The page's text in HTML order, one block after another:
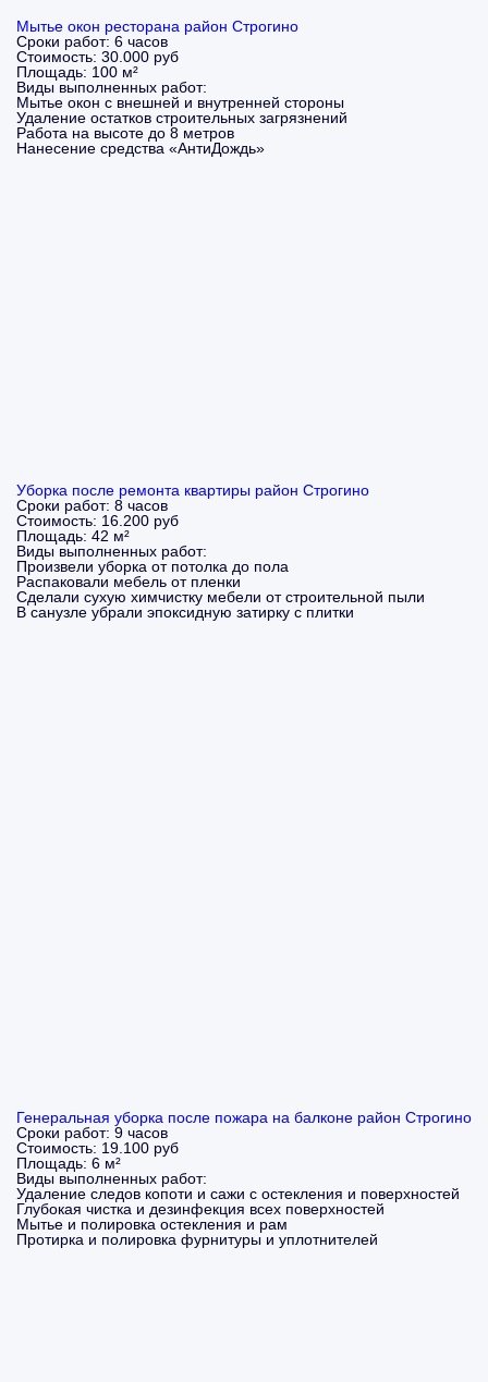
Мытье окон ресторана район Строгино
Сроки работ: 6 часов
Стоимость: 30.000 руб
Площадь: 100 м²
Виды выполненных работ:
Мытье окон с внешней и внутренней стороны
Удаление остатков строительных загрязнений
Работа на высоте до 8 метров
Нанесение средства «АнтиДождь»
Уборка после ремонта квартиры район Строгино
Сроки работ: 8 часов
Стоимость: 16.200 руб
Площадь: 42 м²
Виды выполненных работ:
Произвели уборка от потолка до пола
Распаковали мебель от пленки
Сделали сухую химчистку мебели от строительной пыли
В санузле убрали эпоксидную затирку с плитки
Генеральная уборка после пожара на балконе район Строгино
Сроки работ: 9 часов
Стоимость: 19.100 руб
Площадь: 6 м²
Виды выполненных работ:
Удаление следов копоти и сажи с остекления и поверхностей
Глубокая чистка и дезинфекция всех поверхностей
Мытье и полировка остекления и рам
Протирка и полировка фурнитуры и уплотнителей